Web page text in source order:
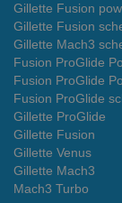
Gillette Fusion
Gillette Fusion
Gillette Mach3
Fusion ProGlide
Fusion ProGlide
Fusion ProGlide
Gillette ProGlide
Gillette Fusion
Gillette Venus
Gillette Mach3
Mach3 Turbo